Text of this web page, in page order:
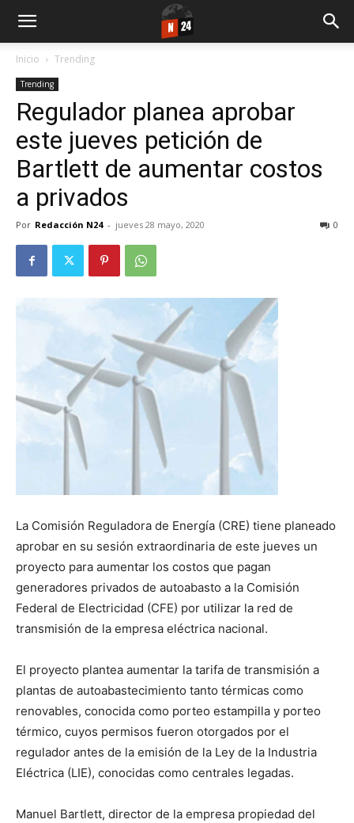
Inicio Trending
Trending
Regulador planea aprobar
este jueves petición de
Bartlett de aumentar costos
a privados
Por Redacción N24 - jueves 28 mayo, 2020 0
La Comisión Reguladora de Energía (CRE) tiene planeado
aprobar en su sesión extraordinaria de este jueves un
proyecto para aumentar los costos que pagan
generadores privados de autoabasto a la Comisión
Federal de Electricidad (CFE) por utilizar la red de
transmisión de la empresa eléctrica nacional.
El proyecto plantea aumentar la tarifa de transmisión a
plantas de autoabastecimiento tanto térmicas como
renovables, conocida como porteo estampilla y porteo
térmico, cuyos permisos fueron otorgados por el
regulador antes de la emisión de la Ley de la Industria
Eléctrica (LIE), conocidas como centrales legadas.
Manuel Bartlett, director de la empresa propiedad del